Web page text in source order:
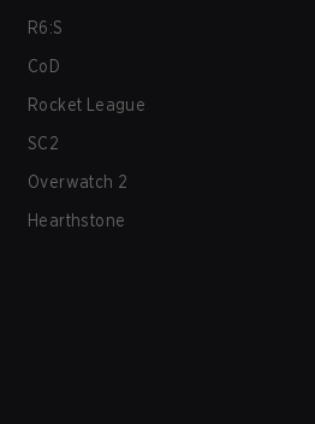
R6:S
CoD
Rocket League
SC2
Overwatch 2
Hearthstone